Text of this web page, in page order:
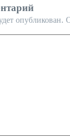
опубликован.